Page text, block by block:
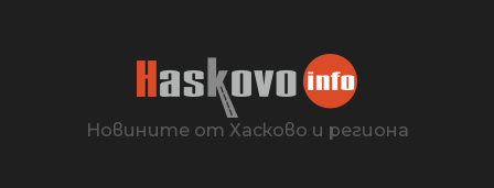
Новините от Хасково и региона